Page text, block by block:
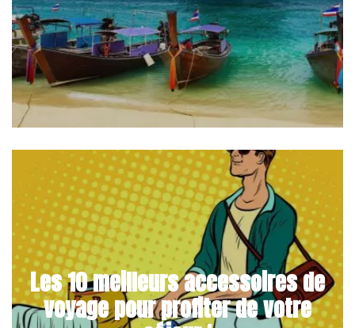
Les 10 meilleurs accessoires de
voyage pour profiter de votre